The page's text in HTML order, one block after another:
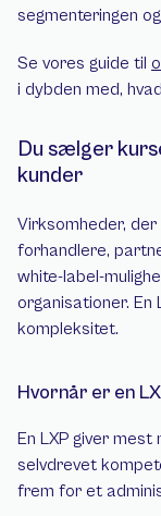
segmenteringen
Se vores guide til
i dybden med,
Du sælger
kunder
Virksomheder,
forhandlere,
white-label-
organisationer.
kompleksitet.
Hvornår er en
En LXP giver mest
selvdrevet
frem for et